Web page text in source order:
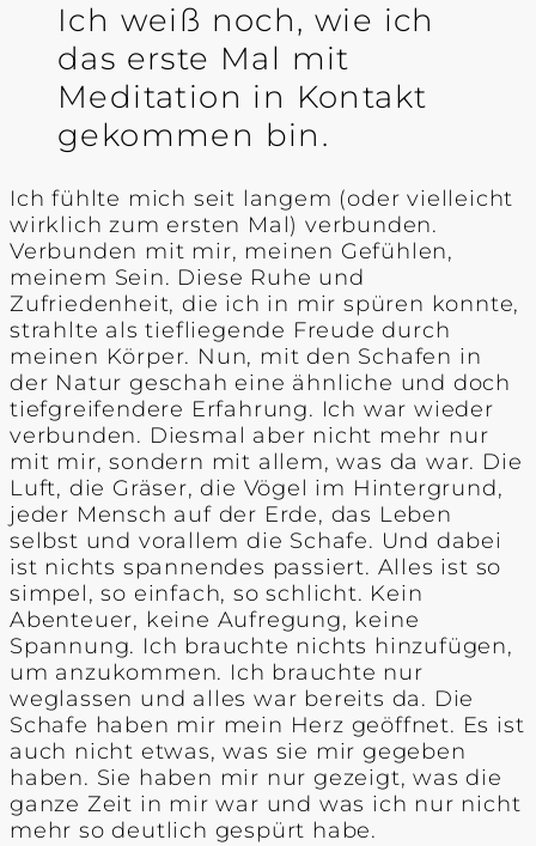
Ich weiß noch, wie ich
das erste Mal mit
Meditation in Kontakt
gekommen bin.
Ich fühlte mich seit langem (oder vielleicht
wirklich zum ersten Mal) verbunden.
Verbunden mit mir, meinen Gefühlen,
meinem Sein. Diese Ruhe und
Zufriedenheit, die ich in mir spüren konnte,
strahlte als tiefliegende Freude durch
meinen Körper. Nun, mit den Schafen in
der Natur geschah eine ähnliche und doch
tiefgreifendere Erfahrung. Ich war wieder
verbunden. Diesmal aber nicht mehr nur
mit mir, sondern mit allem, was da war. Die
Luft, die Gräser, die Vögel im Hintergrund,
jeder Mensch auf der Erde, das Leben
selbst und vorallem die Schafe. Und dabei
ist nichts spannendes passiert. Alles ist so
simpel, so einfach, so schlicht. Kein
Abenteuer, keine Aufregung, keine
Spannung. Ich brauchte nichts hinzufügen,
um anzukommen. Ich brauchte nur
weglassen und alles war bereits da. Die
Schafe haben mir mein Herz geöffnet. Es ist
auch nicht etwas, was sie mir gegeben
haben. Sie haben mir nur gezeigt, was die
ganze Zeit in mir war und was ich nur nicht
mehr so deutlich gespürt habe.